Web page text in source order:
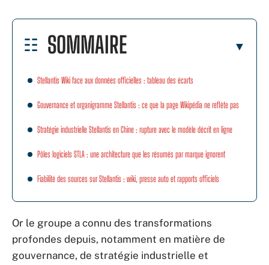
SOMMAIRE
Stellantis Wiki face aux données officielles : tableau des écarts
Gouvernance et organigramme Stellantis : ce que la page Wikipédia ne reflète pas
Stratégie industrielle Stellantis en Chine : rupture avec le modèle décrit en ligne
Pôles logiciels STLA : une architecture que les résumés par marque ignorent
Fiabilité des sources sur Stellantis : wiki, presse auto et rapports officiels
Or le groupe a connu des transformations
profondes depuis, notamment en matière de
gouvernance, de stratégie industrielle et